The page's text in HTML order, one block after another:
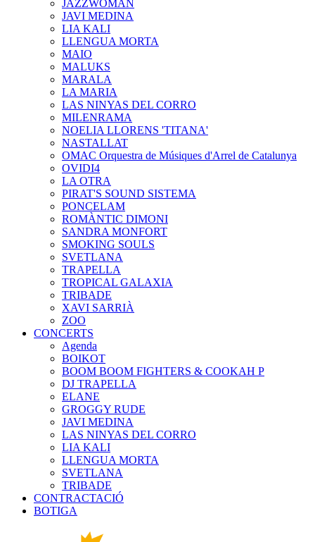
JAZZWOMAN
JAVI MEDINA
LIA KALI
LLENGUA MORTA
MAIO
MALUKS
MARALA
LA MARIA
LAS NINYAS DEL CORRO
MILENRAMA
NOELIA LLORENS 'TITANA'
NASTALLAT
OMAC Orquestra de Músiques d'Arrel de Catalunya
OVIDI4
LA OTRA
PIRAT'S SOUND SISTEMA
PONCELAM
ROMÀNTIC DIMONI
SANDRA MONFORT
SMOKING SOULS
SVETLANA
TRAPELLA
TROPICAL GALAXIA
TRIBADE
XAVI SARRIÀ
ZOO
CONCERTS
Agenda
BOIKOT
BOOM BOOM FIGHTERS & COOKAH P
DJ TRAPELLA
ELANE
GROGGY RUDE
JAVI MEDINA
LAS NINYAS DEL CORRO
LIA KALI
LLENGUA MORTA
SVETLANA
TRIBADE
CONTRACTACIÓ
BOTIGA